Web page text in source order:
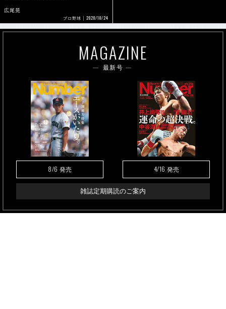
広尾晃
プロ野球 2020/10/24
MAGAZINE
最新号
8/6 発売 4/16 発売
雑誌定期購読のご案内